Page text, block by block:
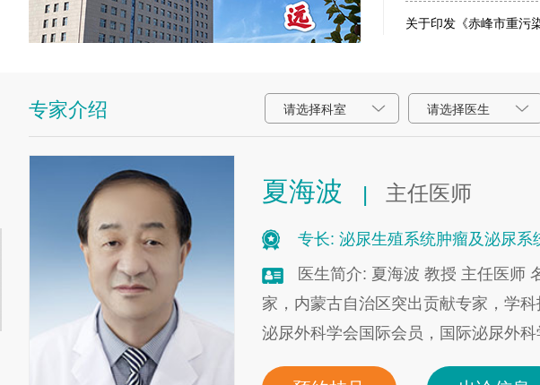
关于印发《赤峰市重污
GE宝石能谱CT
请选择科室 请选择医生
专家介绍
夏海波 | 主任医师
专长: 泌尿生殖系统肿瘤及泌尿
医生简介: 夏海波 教授 主任医师
家，内蒙古自治区突出贡献专家，学
泌尿外科学会国际会员，国际泌尿外